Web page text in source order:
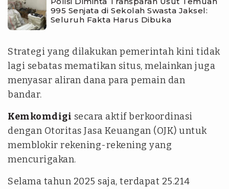
995 Senjata di Sekolah Swasta Jaksel:
Seluruh Fakta Harus Dibuka
Strategi yang dilakukan pemerintah kini tidak
lagi sebatas mematikan situs, melainkan juga
menyasar aliran dana para pemain dan
bandar.
Kemkomdigi secara aktif berkoordinasi
dengan Otoritas Jasa Keuangan (OJK) untuk
memblokir rekening-rekening yang
mencurigakan.
Selama tahun 2025 saja, terdapat 25.214